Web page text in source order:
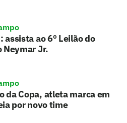
assista ao 6º Leilão do
Jr.
da Copa, atleta marca em
por novo time